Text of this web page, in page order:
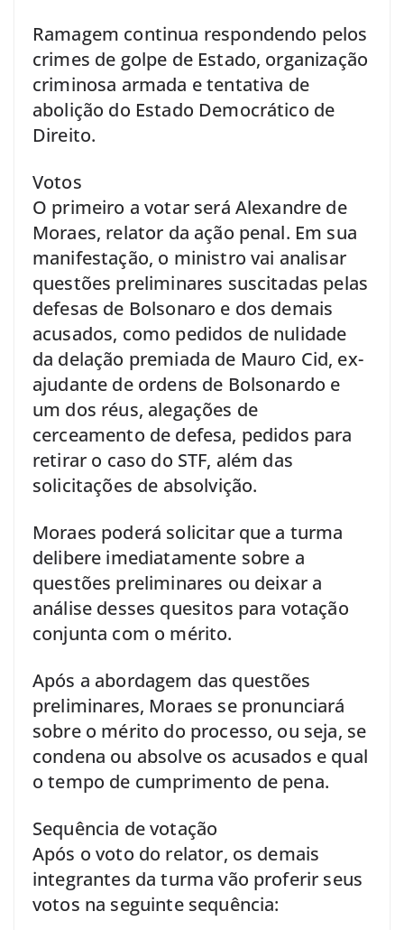
Ramagem continua respondendo pelos
crimes de golpe de Estado, organização
criminosa armada e tentativa de
abolição do Estado Democrático de
Direito.
Votos
O primeiro a votar será Alexandre de
Moraes, relator da ação penal. Em sua
manifestação, o ministro vai analisar
questões preliminares suscitadas pelas
defesas de Bolsonaro e dos demais
acusados, como pedidos de nulidade
da delação premiada de Mauro Cid, ex-
ajudante de ordens de Bolsonardo e
um dos réus, alegações de
cerceamento de defesa, pedidos para
retirar o caso do STF, além das
solicitações de absolvição.
Moraes poderá solicitar que a turma
delibere imediatamente sobre a
questões preliminares ou deixar a
análise desses quesitos para votação
conjunta com o mérito.
Após a abordagem das questões
preliminares, Moraes se pronunciará
sobre o mérito do processo, ou seja, se
condena ou absolve os acusados e qual
o tempo de cumprimento de pena.
Sequência de votação
Após o voto do relator, os demais
integrantes da turma vão proferir seus
votos na seguinte sequência: